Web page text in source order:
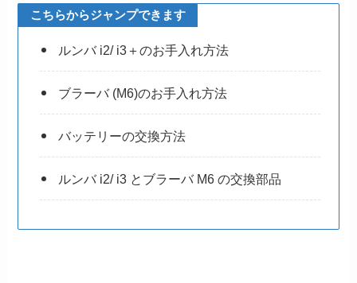
こちらからジャンプできます
ルンバ i2/ i3＋のお手入れ方法
ブラーバ (M6)のお手入れ方法
バッテリーの交換方法
ルンバ i2/ i3 とブラーバ M6 の交換部品